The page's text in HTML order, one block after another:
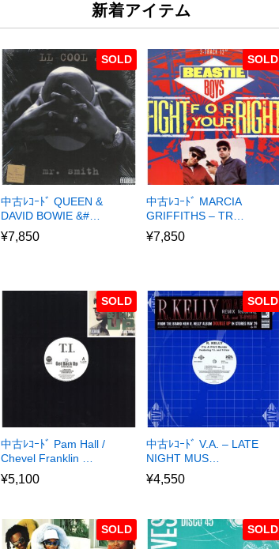
新着アイテム
SOLD
中古ﾚｺｰﾄﾞ QUEEN &
DAVID BOWIE &#…
¥7,850
SOLD
中古ﾚｺｰﾄﾞ MARCIA
GRIFFITHS – TR…
¥7,850
SOLD
中古ﾚｺｰﾄﾞ Pam Hall /
Chevel Franklin …
¥5,100
SOLD
中古ﾚｺｰﾄﾞ V.A. – LATE
NIGHT MUS…
¥4,550
SOLD SOLD